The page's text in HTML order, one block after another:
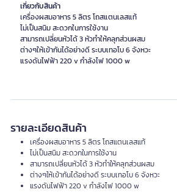
เกี่ยวกับสินค้า
เครื่องผสมอาหาร 5 ลิตร โถสแตนเลสแท้
ไม่เป็นสนิม สะดวกในการใช้งาน
สามารถเปลี่ยนหัวได้ 3 หัวทำให้คลุกส่วนผสม
ต่างๆให้เข้ากันได้อย่างดี ระบบเทอโบ 6 จังหวะ
รายละเอียดสินค้า
เครื่องผสมอาหาร 5 ลิตร โถสแตนเลสแท้
ไม่เป็นสนิม สะดวกในการใช้งาน
สามารถเปลี่ยนหัวได้ 3 หัวทำให้คลุกส่วนผสม
ต่างๆให้เข้ากันได้อย่างดี ระบบเทอโบ 6 จังหวะ
แรงดันไฟฟ้า 220 v กำลังไฟ 1000 w